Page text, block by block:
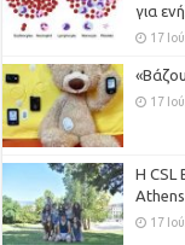
για
17
17
H CSL
17